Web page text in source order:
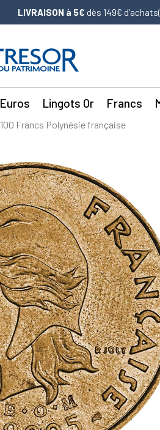
LIVRAISON à 5€ dès 149€
Euros Lingots Or Francs
100 Francs Polynésie française